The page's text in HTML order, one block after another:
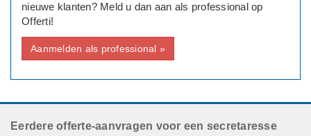
nieuwe klanten? Meld u dan aan als professional op
Offerti!
Aanmelden als professional »
Eerdere offerte-aanvragen voor een secretaresse